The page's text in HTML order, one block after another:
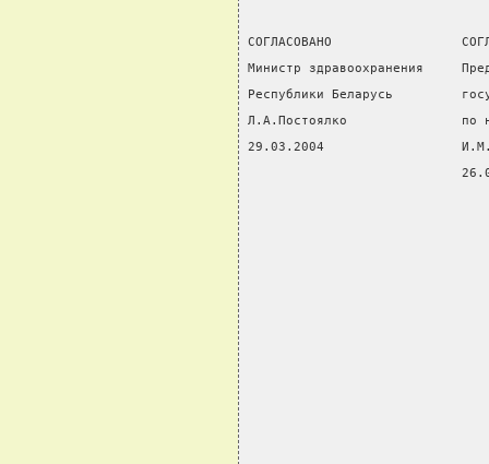
СОГЛАСОВАНО
Министр здравоохранения
Республики Беларусь
Л.А.Постоялко               по
29.03.2004